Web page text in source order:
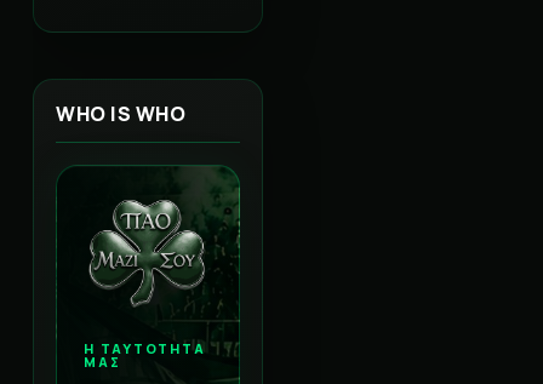
WHO IS WHO
Η ΤΑΥΤΟΤΗΤΑ
ΜΑΣ